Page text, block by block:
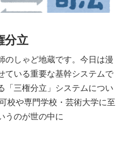
分立
のしゃど地蔵です。今日は漫
ている重要な基幹システムで
「三権分立」システムについ
校や専門学校・芸術大学に至
うのが世の中に